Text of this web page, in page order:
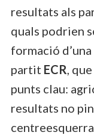
resultats als
quals podrien
formació
partit ECR,
punts clau:
resultats no